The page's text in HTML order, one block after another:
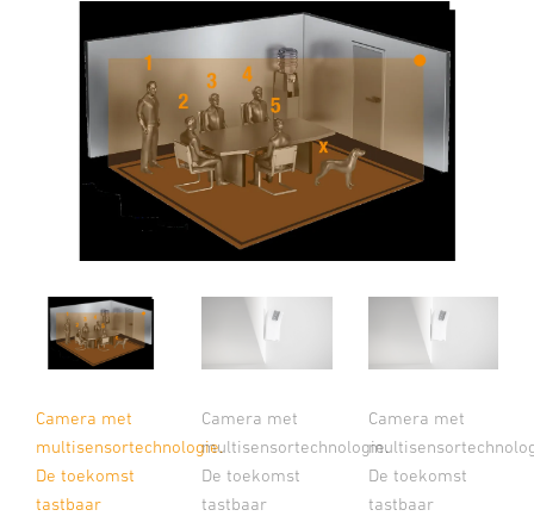
Camera met
multisensortechnologie.
De toekomst
tastbaar
Camera met
multisensortechnologie.
De toekomst
tastbaar
Camera met
multisensortechnologie.
De toekomst
tastbaar